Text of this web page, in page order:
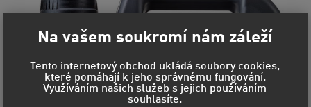
Na vašem soukromí nám záleží
Tento internetový obchod ukládá soubory cookies,
které pomáhají k jeho správnému fungování.
Využíváním našich služeb s jejich používáním
souhlasíte.